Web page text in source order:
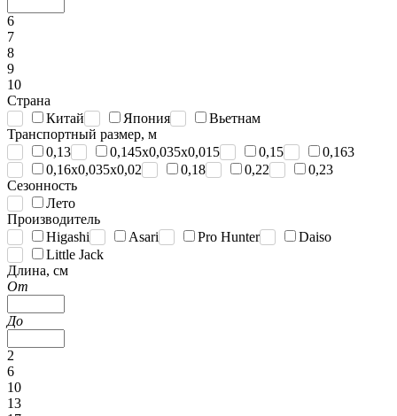
6
7
8
9
10
Страна
Китай
Япония
Вьетнам
Транспортный размер, м
0,13
0,145x0,035x0,015 0,15
0,163
0,16x0,035x0,02
0,18 0,22
0,23
Сезонность
Лето
Производитель
Higashi
Asari Pro Hunter
Daiso
Little Jack
Длина, см
От
До
2
6
10
13